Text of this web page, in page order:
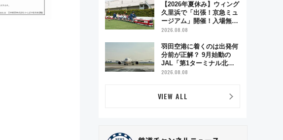
【2026年夏休み】ウィング
久里浜で「出張！京急ミュ
ージアム」開催！入場無料
でスタンプラリーや子ども
2026.08.08
羽田空港に着くのは出発何
分前が正解？ 9月始動の
JAL「第1ターミナル北側
サテライト」は徒歩1キロ
2026.08.08
VIEW ALL